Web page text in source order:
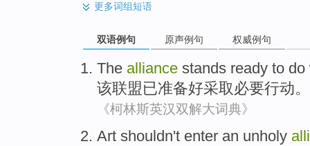
更多词组短语
双语例句 原声例句 权威例句
The alliance stands ready to do
该联盟已准备好采取必要行动。
《柯林斯英汉双解大词典》
Art shouldn't enter an unholy